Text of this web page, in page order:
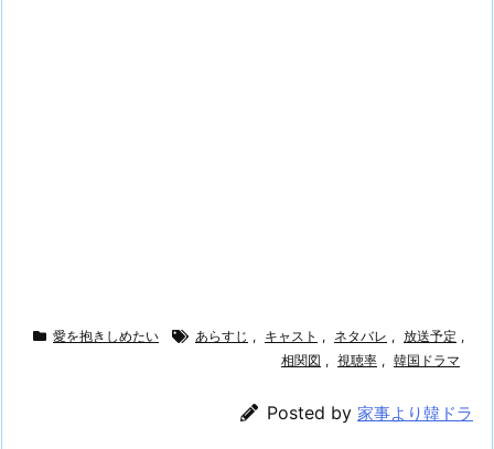
愛を抱きしめたい あらすじ , キャスト , ネタバレ , 放送予定 ,
相関図 , 視聴率 , 韓国ドラマ
Posted by 家事より韓ドラ